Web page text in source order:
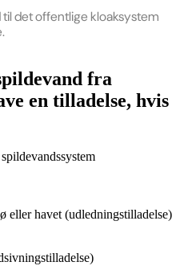
det offentlige kloaksystem
fra
en tilladelse, hvis
eller havet (udledningstilladelse)